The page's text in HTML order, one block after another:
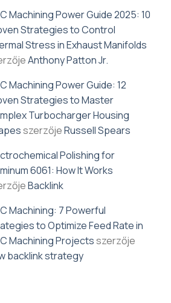
Machining Power Guide 2025: 10
Strategies to Control
Stress in Exhaust Manifolds
Anthony Patton Jr.
Machining Power Guide: 12
Strategies to Master
Turbocharger Housing
szerzőjeRussell Spears
Polishing for
6061: How It Works
Backlink
Machining: 7 Powerful
to Optimize Feed Rate in
Machining Projectsszerzője
backlink strategy